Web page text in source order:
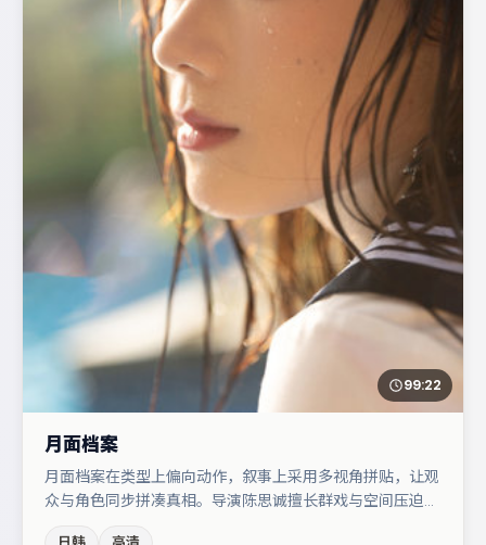
99:22
月面档案
月面档案在类型上偏向动作，叙事上采用多视角拼贴，让观
众与角色同步拼凑真相。导演陈思诚擅长群戏与空间压迫